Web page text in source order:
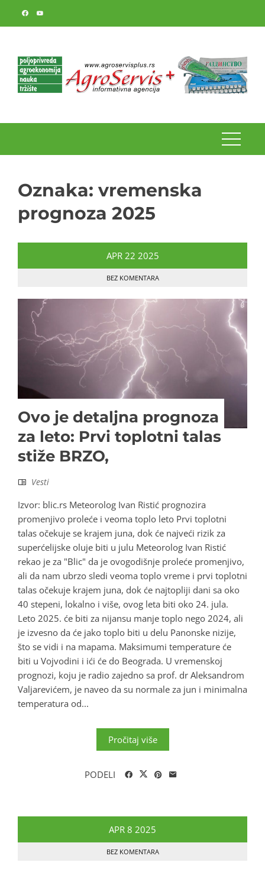
Oznaka: vremenska
prognoza 2025
APR 22 2025
BEZ KOMENTARA
Ovo je detaljna prognoza
za leto: Prvi toplotni talas
stiže BRZO,
Vesti
Izvor: blic.rs Meteorolog Ivan Ristić prognozira
promenjivo proleće i veoma toplo leto Prvi toplotni
talas očekuje se krajem juna, dok će najveći rizik za
superćelijske oluje biti u julu Meteorolog Ivan Ristić
rekao je za "Blic" da je ovogodišnje proleće promenjivo,
ali da nam ubrzo sledi veoma toplo vreme i prvi toplotni
talas očekuje krajem juna, dok će najtopliji dani sa oko
40 stepeni, lokalno i više, ovog leta biti oko 24. jula.
Leto 2025. će biti za nijansu manje toplo nego 2024, ali
je izvesno da će jako toplo biti u delu Panonske nizije,
što se vidi i na mapama. Maksimumi temperature će
biti u Vojvodini i ići će do Beograda. U vremenskoj
prognozi, koju je radio zajedno sa prof. dr Aleksandrom
Valjarevićem, je naveo da su normale za jun i minimalna
temperatura od...
Pročitaj više
PODELI
APR 8 2025
BEZ KOMENTARA